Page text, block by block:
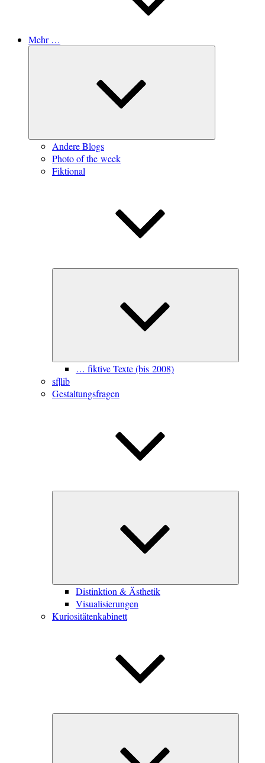
Mehr …
Andere Blogs
Photo of the week
Fiktional
… fiktive Texte (bis 2008)
sf|lib
Gestaltungsfragen
Distinktion & Ästhetik
Visualisierungen
Kuriositätenkabinett